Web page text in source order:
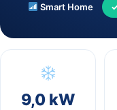
Smart Home
9,0 kW